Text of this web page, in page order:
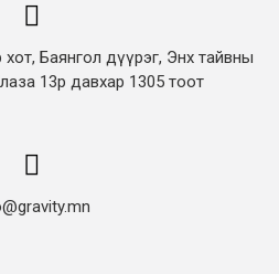
Баянгол дүүрэг, Энх тайвны
Плаза 13р давхар 1305 тоот